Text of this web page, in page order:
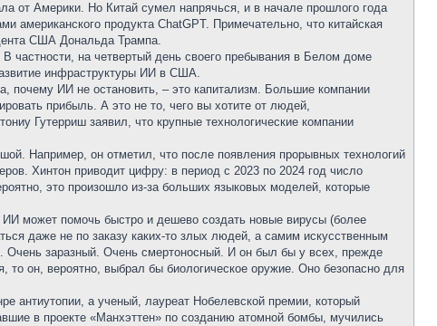
от Америки. Но Китай сумел напрячься, и в начале прошлого года
американского продукта ChatGPT. Примечательно, что китайская
США Дональда Трампа.
частности, на четвертый день своего пребывания в Белом доме
инфраструктуры ИИ в США.
почему ИИ не остановить, – это капитализм. Большие компании
прибыль. А это не то, чего вы хотите от людей,
Гутерриш заявил, что крупные технологические компании
Например, он отметил, что после появления прорывных технологий
Хинтон приводит цифру: в период с 2023 по 2024 год число
это произошло из-за больших языковых моделей, которые
может помочь быстро и дешево создать новые вирусы (более
даже не по заказу каких-то злых людей, а самим искусственным
заразный. Очень смертоносный. И он был бы у всех, прежде
он, вероятно, выбрал бы биологическое оружие. Оно безопасно для
антиутопии, а ученый, лауреат Нобелевской премии, который
в проекте «Манхэттен» по созданию атомной бомбы, мучились